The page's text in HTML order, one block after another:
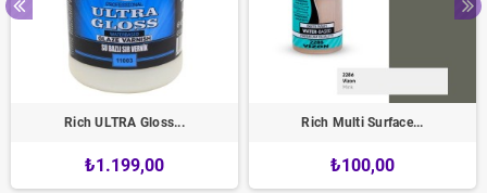
Rich ULTRA Gloss...
₺1.199,00
Rich Multi Surface...
₺100,00